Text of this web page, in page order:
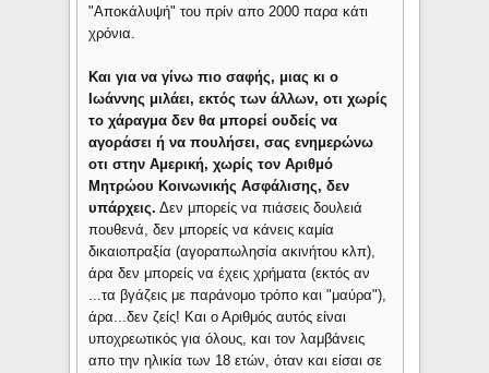
"Αποκάλυψή" του πρίν απο 2000 παρα κάτι
χρόνια.
Και για να γίνω πιο σαφής, μιας κι ο
Ιωάννης μιλάει, εκτός των άλλων, οτι χωρίς
το χάραγμα δεν θα μπορεί ουδείς να
αγοράσει ή να πουλήσει, σας ενημερώνω
οτι στην Αμερική, χωρίς τον Αριθμό
Μητρώου Κοινωνικής Ασφάλισης, δεν
υπάρχεις. Δεν μπορείς να πιάσεις δουλειά
πουθενά, δεν μπορείς να κάνεις καμία
δικαιοπραξία (αγοραπωλησία ακινήτου κλπ),
άρα δεν μπορείς να έχεις χρήματα (εκτός αν
...τα βγάζεις με παράνομο τρόπο και "μαύρα"),
άρα...δεν ζείς! Και ο Αριθμός αυτός είναι
υποχρεωτικός για όλους, και τον λαμβάνεις
απο την ηλικία των 18 ετών, όταν και είσαι σε